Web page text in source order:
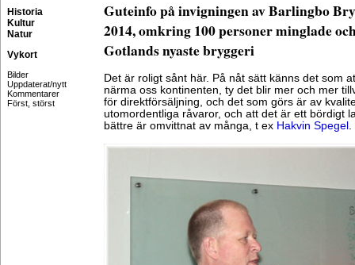
Historia
Kultur
Natur
Vykort
Bilder
Uppdaterat/nytt
Kommentarer
Först, störst
Guteinfo på invigningen av Barlingbo
2014, omkring 100 personer minglade
Gotlands nyaste bryggeri
Det är roligt sånt här. På nåt sätt känns det som
närma oss kontinenten, ty det blir mer och mer
för direktförsäljning, och det som görs är av
utomordentliga råvaror, och att det är ett bördigt
bättre är omvittnat av många, t ex Hakvin Spegel .